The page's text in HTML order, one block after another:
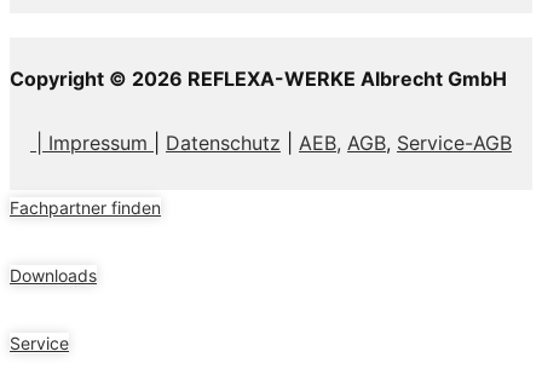
Copyright © 2026 REFLEXA-WERKE Albrecht GmbH
| Impressum Datenschutz AEB, AGB, Service-AGB
Fachpartner finden
Downloads
Service